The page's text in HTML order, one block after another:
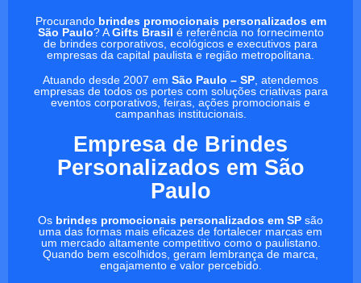
Procurando brindes promocionais personalizados em
São Paulo? AGifts Brasil é referência no fornecimento
de brindes corporativos, ecológicos e executivos para
empresas da capital paulista e região metropolitana.
Atuando desde 2007 em São Paulo – SP , atendemos
empresas de todos os portes com soluções criativas para
eventos corporativos, feiras, ações promocionais e
campanhas institucionais.
Empresa de Brindes
Personalizados em São
Paulo
Os brindes promocionais personalizados em SP são
uma das formas mais eficazes de fortalecer marcas em
um mercado altamente competitivo como o paulistano.
Quando bem escolhidos, geram lembrança de marca,
engajamento e valor percebido.